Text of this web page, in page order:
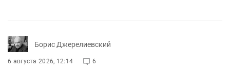
Борис Джерелиевский
6 августа 2026, 12:14 6